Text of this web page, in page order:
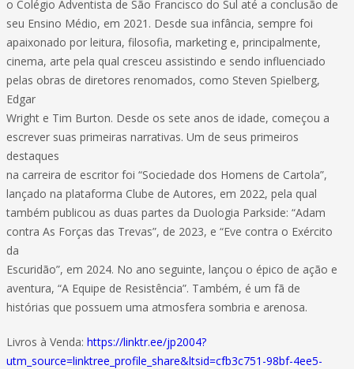
o Colégio Adventista de São Francisco do Sul até a conclusão de
seu Ensino Médio, em 2021. Desde sua infância, sempre foi
apaixonado por leitura, filosofia, marketing e, principalmente,
cinema, arte pela qual cresceu assistindo e sendo influenciado
pelas obras de diretores renomados, como Steven Spielberg,
Edgar
Wright e Tim Burton. Desde os sete anos de idade, começou a
escrever suas primeiras narrativas. Um de seus primeiros
destaques
na carreira de escritor foi “Sociedade dos Homens de Cartola”,
lançado na plataforma Clube de Autores, em 2022, pela qual
também publicou as duas partes da Duologia Parkside: “Adam
contra As Forças das Trevas”, de 2023, e “Eve contra o Exército
da
Escuridão”, em 2024. No ano seguinte, lançou o épico de ação e
aventura, “A Equipe de Resistência”. Também, é um fã de
histórias que possuem uma atmosfera sombria e arenosa.
Livros à Venda: https://linktr.ee/jp2004?
utm_source=linktree_profile_share&ltsid=cfb3c751-98bf-4ee5-